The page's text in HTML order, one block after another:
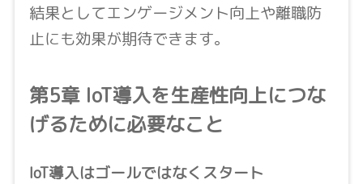
結果としてエンゲージメント向上や離職防
止にも効果が期待できます。
第5章 IoT導入を生産性向上につな
げるために必要なこと
IoT導入はゴールではなくスタート